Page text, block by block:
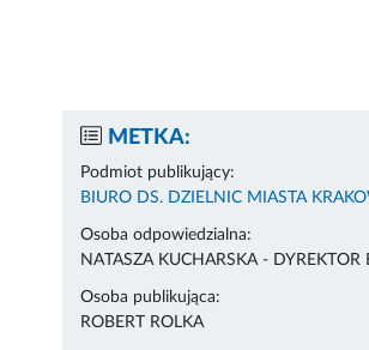
METKA:
Podmiot publikujący:
BIURO DS. DZIELNIC MIASTA
Osoba odpowiedzialna:
NATASZA KUCHARSKA - DYREKTOR
Osoba publikująca:
ROBERT ROLKA